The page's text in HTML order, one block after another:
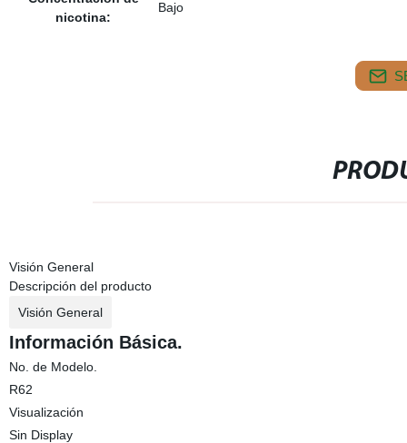
nicotina:
Bajo
Visión General
Descripción del producto
Visión General
Información Básica.
No. de Modelo.
R62
Visualización
Sin Display